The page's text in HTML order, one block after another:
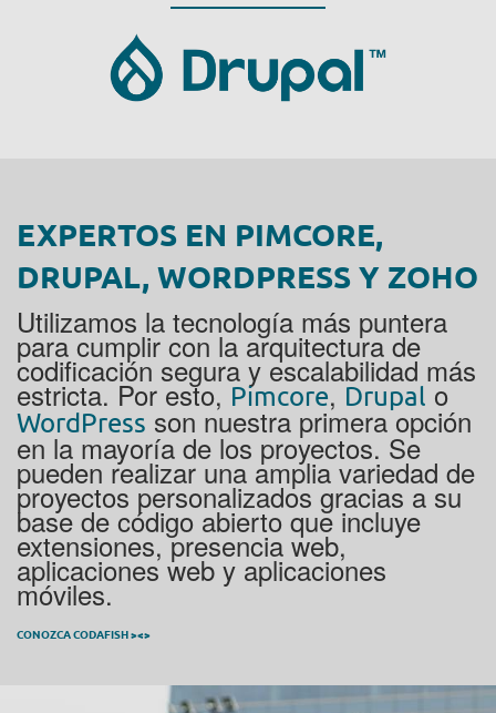
EXPERTOS EN PIMCORE,
DRUPAL, WORDPRESS Y ZOHO
Utilizamos la tecnología más puntera
para cumplir con la arquitectura de
codificación segura y escalabilidad más
estricta. Por esto,Pimcore,Drupalo
WordPress son nuestra primera opción
en la mayoría de los proyectos. Se
pueden realizar una amplia variedad de
proyectos personalizados gracias a su
base de código abierto que incluye
extensiones, presencia web,
aplicaciones web y aplicaciones
móviles.
CONOZCA CODAFISH ><>